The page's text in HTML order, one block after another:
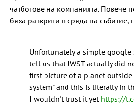
чатботове на компанията. Повече
бяха разкрити в сряда на
Unfortunately a simple google
tell us that JWST actually did
first picture of a planet
system" and this is literally in
I wouldn't trust it yet https://